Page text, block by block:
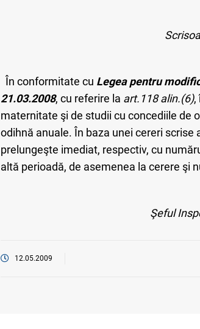
În conformitate cu Legea pentru
21.03.2008, cu referire la art.118 alin.(6),
maternitate şi de studii cu concediile de
odihnă anuale. În baza unei cereri
prelungeşte imediat, respectiv, cu
altă perioadă, de asemenea la cerere şi
Şeful
12.05.2009